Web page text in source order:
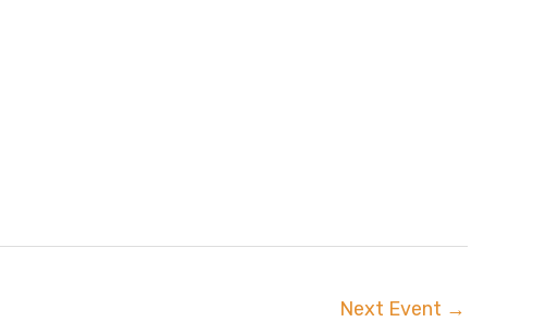
Next Event →